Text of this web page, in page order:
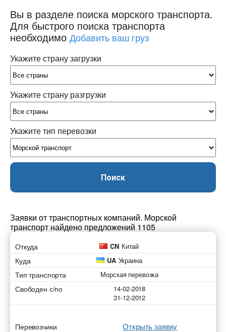
Вы в разделе поиска морского транспорта.
Для быстрого поиска транспорта
необходимо Добавить ваш груз
Укажите страну загрузки
Укажите страну разгрузки
Укажите тип перевозки
Поиск
Заявки от транспортных компаний. Морской
транспорт найдено предложений 1105
Откуда CN Китай
Куда UA Украина
Тип транспорта Морская перевозка
Свободен с/по
14-02-2018
31-12-2012
Перевозчики Открыть заявку